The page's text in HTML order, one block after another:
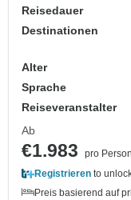
Reisedauer
Destinationen
Alter
Sprache
Reiseveranstalter
Ab
€1.983
pro Person
Registrieren to
Preis basierend auf